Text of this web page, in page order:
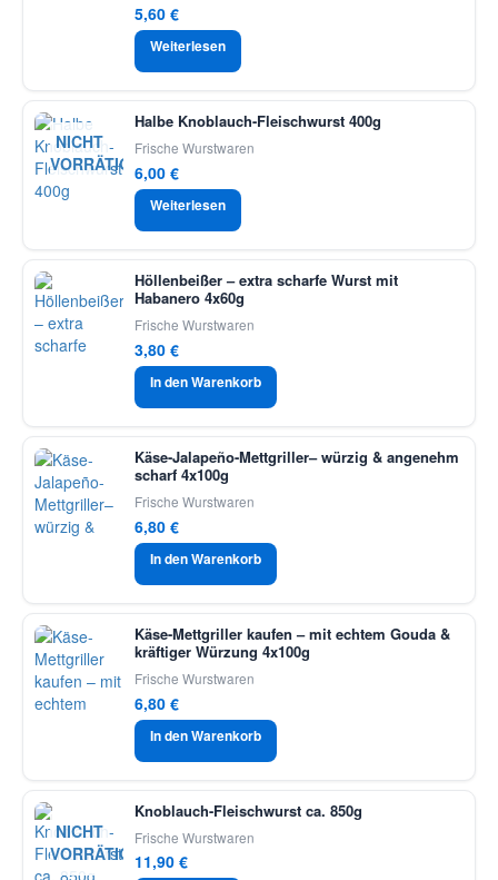
5,60 €
Weiterlesen
NICHT
VORRÄTIG
Halbe Knoblauch-Fleischwurst 400g
Frische Wurstwaren
6,00 €
Weiterlesen
Höllenbeißer – extra scharfe Wurst mit
Habanero 4x60g
Frische Wurstwaren
3,80 €
In den Warenkorb
Käse-Jalapeño-Mettgriller– würzig & angenehm
scharf 4x100g
Frische Wurstwaren
6,80 €
In den Warenkorb
Käse-Mettgriller kaufen – mit echtem Gouda &
kräftiger Würzung 4x100g
Frische Wurstwaren
6,80 €
In den Warenkorb
NICHT
VORRÄTIG
Knoblauch-Fleischwurst ca. 850g
Frische Wurstwaren
11,90 €